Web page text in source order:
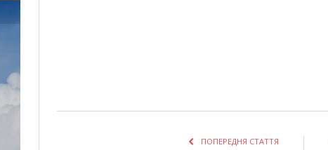
ПОПЕРЕДНЯ СТАТТЯ